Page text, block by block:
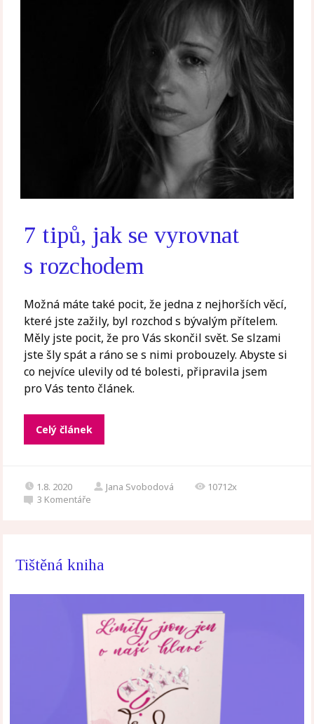
7 tipů, jak se vyrovnat
s rozchodem
Možná máte také pocit, že jedna z nejhorších věcí,
které jste zažily, byl rozchod s bývalým přítelem.
Měly jste pocit, že pro Vás skončil svět. Se slzami
jste šly spát a ráno se s nimi probouzely. Abyste si
co nejvíce ulevily od té bolesti, připravila jsem
pro Vás tento článek.
Celý článek
1.8. 2020 Jana Svobodová
10712x
3 Komentáře
Tištěná kniha